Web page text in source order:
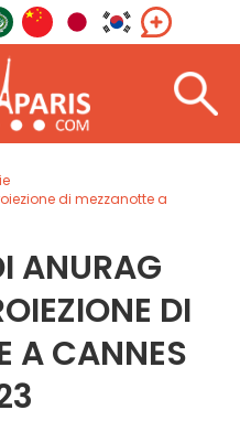
di mezzanotte a
ANURAG
DI
A CANNES